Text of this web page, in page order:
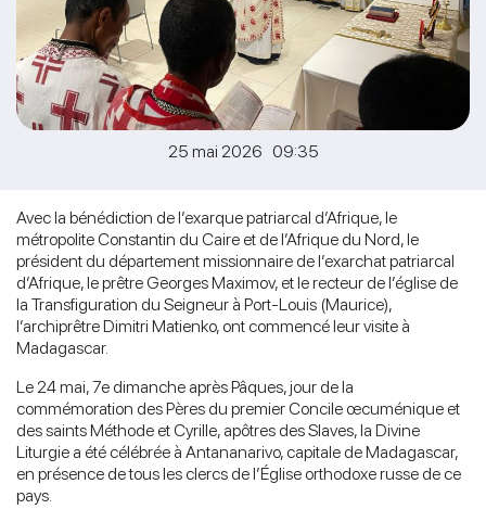
25 mai 2026 09:35
Avec la bénédiction de l’exarque patriarcal d’Afrique, le
métropolite Constantin du Caire et de l’Afrique du Nord, le
président du département missionnaire de l’exarchat patriarcal
d’Afrique, le prêtre Georges Maximov, et le recteur de l’église de
la Transfiguration du Seigneur à Port-Louis (Maurice),
l’archiprêtre Dimitri Matienko, ont commencé leur visite à
Madagascar.
Le 24 mai, 7e dimanche après Pâques, jour de la
commémoration des Pères du premier Concile œcuménique et
des saints Méthode et Cyrille, apôtres des Slaves, la Divine
Liturgie a été célébrée à Antananarivo, capitale de Madagascar,
en présence de tous les clercs de l’Église orthodoxe russe de ce
pays.